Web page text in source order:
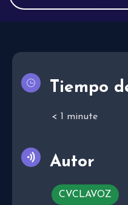
Tiempo
< 1 minute
Autor
CVCLAVOZ